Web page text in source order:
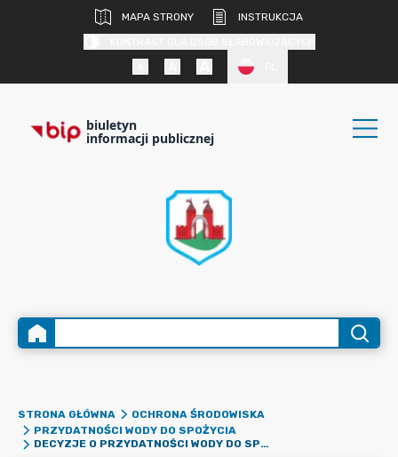
MAPA STRONY
INSTRUKCJA
biuletyn
informacji publicznej
STRONA GŁÓWNA
OCHRONA ŚRODOWISKA
PRZYDATNOŚCI WODY DO SPOŻYCIA
DECYZJE O PRZYDATNOŚCI WODY DO SPOŻYCIA